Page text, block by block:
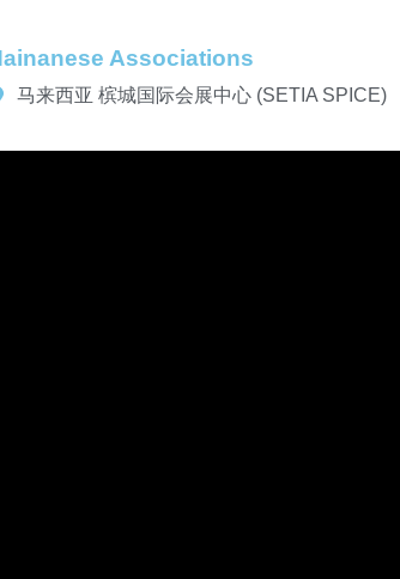
Associations
马来西亚 槟城国际会展中心 (SETIA SPICE)